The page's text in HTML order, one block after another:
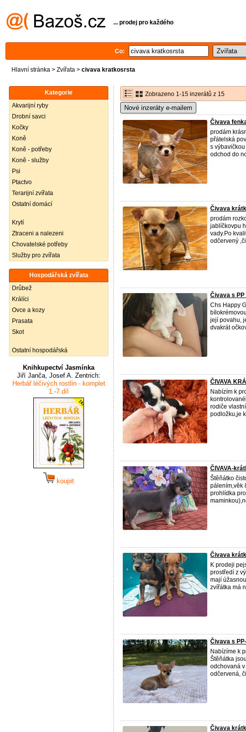
... prodej pro každého
Co:
Hlavní stránka > Zvířata > civava kratkosrsta
Kategorie
Akvarijní ryby
Drobní savci
Kočky
Koně
Koně - potřeby
Koně - služby
Psi
Ptactvo
Terarijní zvířata
Ostatní domácí
Krytí
Ztraceni a nalezeni
Chovatelské potřeby
Služby pro zvířata
Hospodářská zvířata
Drůbež
Králíci
Ovce a kozy
Prasata
Skot
Ostatní hospodářská
Knihkupectví Jasmínka
Jiří Janča, Josef A. Zentrich:
Herbář léčivých rostlin - komplet
1.-7.díl
koupit
Zobrazeno 1-15 inzerátů z 15
Nové inzeráty e-mailem
Čivava
prodám
přátelská
s
odchod do
Čivava
prodám
jablíčkovpu
vady.Po
odčervený
Čivava s
Chs Happy
její povahu,
dvakrát
ČIVAVA
Nabízím k
rodiče
podložku,je
ČIVAVA-
Štěňátko
pálením,věk
prohlídka
Čivava
K prodeji
prostředí z
mají
zvířátka má
Čivava s
Nabízíme k
Štěňátka
odchovaná
odčervená,
Čivava